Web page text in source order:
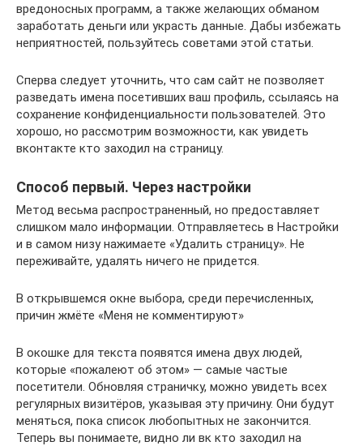
вредоносных программ, а также желающих обманом
заработать деньги или украсть данные. Дабы избежать
неприятностей, пользуйтесь советами этой статьи.
Сперва следует уточнить, что сам сайт не позволяет
разведать имена посетивших ваш профиль, ссылаясь на
сохранение конфиденциальности пользователей. Это
хорошо, но рассмотрим возможности, как увидеть
вконтакте кто заходил на страницу.
Способ первый. Через настройки
Метод весьма распространенный, но предоставляет
слишком мало информации. Отправляетесь в Настройки
и в самом низу нажимаете «Удалить страницу». Не
переживайте, удалять ничего не придется.
В открывшемся окне выбора, среди перечисленных,
причин жмёте «Меня не комментируют»
В окошке для текста появятся имена двух людей,
которые «пожалеют об этом» — самые частые
посетители. Обновляя страничку, можно увидеть всех
регулярных визитёров, указывая эту причину. Они будут
меняться, пока список любопытных не закончится.
Теперь вы понимаете, видно ли вк кто заходил на